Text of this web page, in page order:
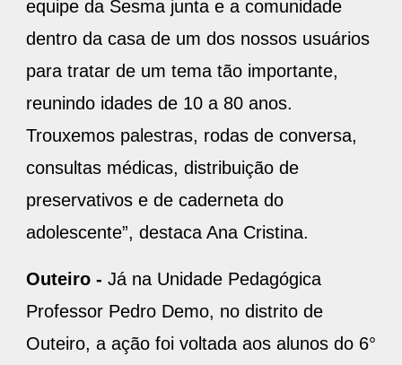
equipe da Sesma junta e a comunidade
dentro da casa de um dos nossos usuários
para tratar de um tema tão importante,
reunindo idades de 10 a 80 anos.
Trouxemos palestras, rodas de conversa,
consultas médicas, distribuição de
preservativos e de caderneta do
adolescente”, destaca Ana Cristina.
Outeiro - Já na Unidade Pedagógica
Professor Pedro Demo, no distrito de
Outeiro, a ação foi voltada aos alunos do 6°